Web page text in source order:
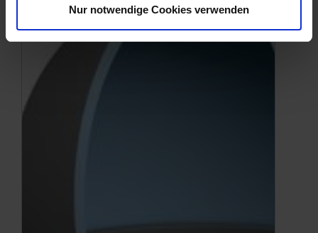
Nur notwendige Cookies verwenden